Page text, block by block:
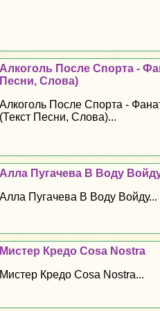
Алкоголь После Спорта -
Песни, Слова)
Алкоголь После Спорта -
(Текст Песни, Слова)...
Алла Пугачева В Воду
Алла Пугачева В Воду Войду...
Мистер Кредо Cosa Nostra
Мистер Кредо Cosa Nostra...